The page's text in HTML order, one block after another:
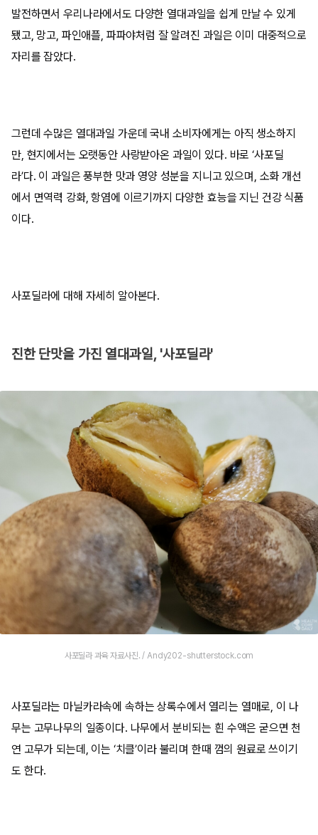
발전하면서 우리나라에서도 다양한 열대과일을 쉽게 만날 수 있게
됐고, 망고, 파인애플, 파파야처럼 잘 알려진 과일은 이미 대중적으로
자리를 잡았다.
그런데 수많은 열대과일 가운데 국내 소비자에게는 아직 생소하지
만, 현지에서는 오랫동안 사랑받아온 과일이 있다. 바로 ‘사포딜
라’다. 이 과일은 풍부한 맛과 영양 성분을 지니고 있으며, 소화 개선
에서 면역력 강화, 항염에 이르기까지 다양한 효능을 지닌 건강 식품
이다.
사포딜라에 대해 자세히 알아본다.
진한 단맛을 가진 열대과일, '사포딜라'
사포딜라 과육 자료사진. / Andy202-shutterstock.com
사포딜라는 마닐카라속에 속하는 상록수에서 열리는 열매로, 이 나
무는 고무나무의 일종이다. 나무에서 분비되는 흰 수액은 굳으면 천
연 고무가 되는데, 이는 ‘치클’이라 불리며 한때 껌의 원료로 쓰이기
도 한다.